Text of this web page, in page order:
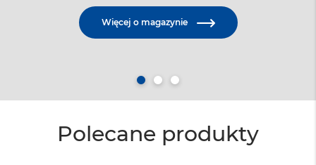
Więcej o magazynie
Więcej o czasopiśmie
Polecane produkty